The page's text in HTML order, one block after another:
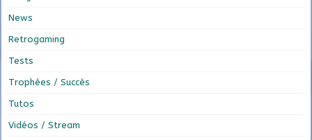
News
Retrogaming
Tests
Trophées / Succès
Tutos
Vidéos / Stream